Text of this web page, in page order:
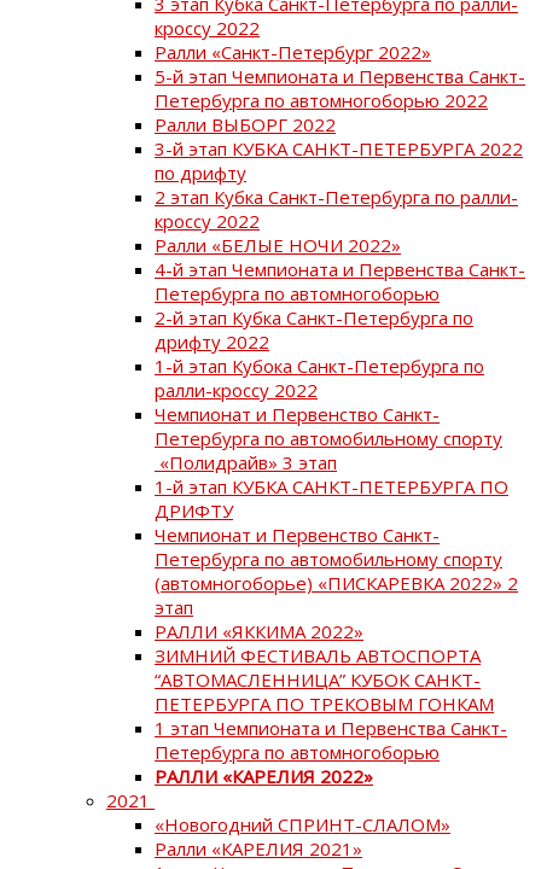
кроссу 2022
Ралли «Санкт-Петербург 2022»
5-й этап Чемпионата и Первенства Санкт-
Петербурга по автомногоборью 2022
Ралли ВЫБОРГ 2022
3-й этап КУБКА САНКТ-ПЕТЕРБУРГА 2022
по дрифту
2 этап Кубка Санкт-Петербурга по ралли-
кроссу 2022
Ралли «БЕЛЫЕ НОЧИ 2022»
4-й этап Чемпионата и Первенства Санкт-
Петербурга по автомногоборью
2-й этап Кубка Санкт-Петербурга по
дрифту 2022
1-й этап Кубока Санкт-Петербурга по
ралли-кроссу 2022
Чемпионат и Первенство Санкт-
Петербурга по автомобильному спорту
«Полидрайв» 3 этап
1-й этап КУБКА САНКТ-ПЕТЕРБУРГА ПО
ДРИФТУ
Чемпионат и Первенство Санкт-
Петербурга по автомобильному спорту
(автомногоборье) «ПИСКАРЕВКА 2022» 2
этап
РАЛЛИ «ЯККИМА 2022»
ЗИМНИЙ ФЕСТИВАЛЬ АВТОСПОРТА
“АВТОМАСЛЕННИЦА” КУБОК САНКТ-
ПЕТЕРБУРГА ПО ТРЕКОВЫМ ГОНКАМ
1 этап Чемпионата и Первенства Санкт-
Петербурга по автомногоборью
РАЛЛИ «КАРЕЛИЯ 2022»
2021
«Новогодний СПРИНТ-СЛАЛОМ»
Ралли «КАРЕЛИЯ 2021»